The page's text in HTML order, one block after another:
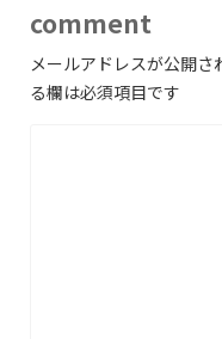
comment
メールアドレスが公開さ
る欄は必須項目です